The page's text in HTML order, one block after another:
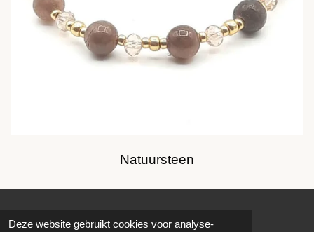
Deze website gebruikt cookies voor analyse-
Natuursteen